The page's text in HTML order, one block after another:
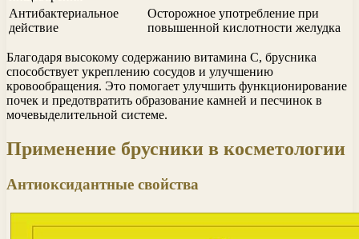
Антибактериальное
действие
Осторожное употребление при
повышенной кислотности желудка
Благодаря высокому содержанию витамина С, брусника
способствует укреплению сосудов и улучшению
кровообращения. Это помогает улучшить функционирование
почек и предотвратить образование камней и песчинок в
мочевыделительной системе.
Применение брусники в косметологии
Антиоксидантные свойства